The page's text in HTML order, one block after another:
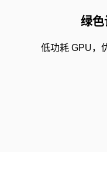
绿色
低功耗 GPU，